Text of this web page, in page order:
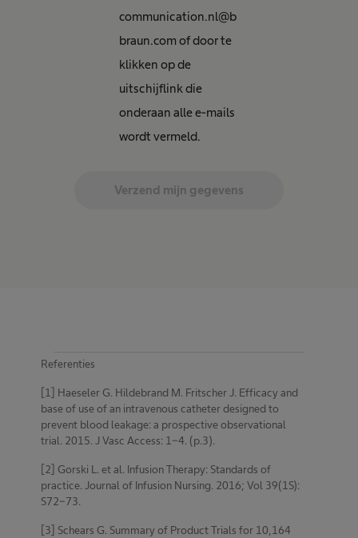
communication.nl@b
braun.com of door te
klikken op de
uitschijflink die
onderaan alle e-mails
wordt vermeld.
Verzend mijn gegevens
Referenties
[1] Haeseler G. Hildebrand M. Fritscher J. Efficacy and
base of use of an intravenous catheter designed to
prevent blood leakage: a prospective observational
trial. 2015. J Vasc Access: 1-4. (p.3).
[2] Gorski L. et al. Infusion Therapy: Standards of
practice. Journal of Infusion Nursing. 2016; Vol 39(1S):
S72-73.
[3] Schears G. Summary of Product Trials for 10,164